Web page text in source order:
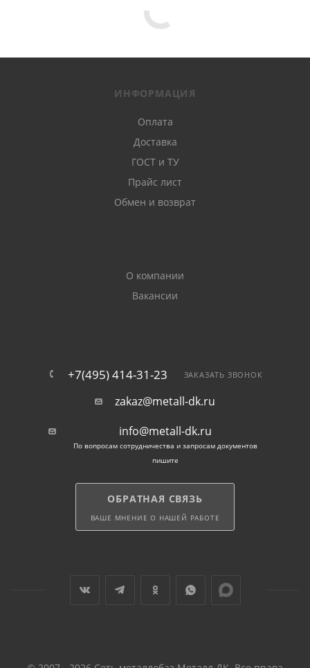
ИНФОРМАЦИЯ
Оплата
Доставка
ГОСТ и ТУ
Прайс лист
Обмен и возврат
О компании
Вакансии
+7(495) 414-31-23 ЗАКАЗАТЬ ЗВОНОК
zakaz@metall-dk.ru
info@metall-dk.ru
По вопросам сотрудничества и запросам документов
пишите
ОБРАТНАЯ СВЯЗЬ
ВАШЕ МНЕНИЕ О НАШЕЙ РАБОТЕ